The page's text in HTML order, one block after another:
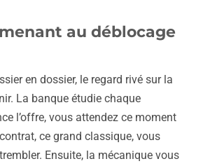
au déblocage
en dossier, le regard rivé sur la
La banque étudie chaque
l’offre, vous attendez ce moment
ce grand classique, vous
Ensuite, la mécanique vous